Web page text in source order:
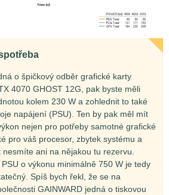
o špičkový odběr grafické karty
4070 GHOST 12G, pak byste měli
kolem 230 W a zohlednit to také
napájení (PSU). Ten by pak měl mít
nejen pro potřeby samotné grafické
pro váš procesor, zbytek systému a
nesmíte ani na nějakou tu rezervu.
o výkonu minimálně 750 W je tedy
Spíš bych řekl, že se na
GAINWARD jedná o tiskovou